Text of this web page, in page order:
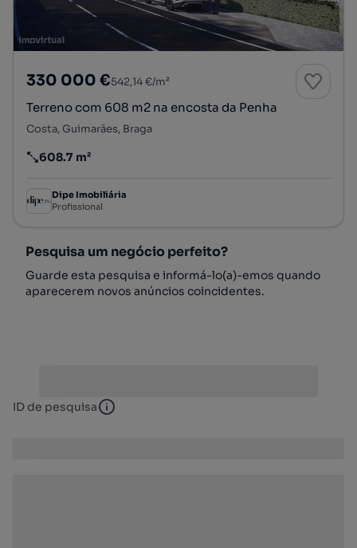
330 000 €542,14 €/m²
Terreno com 608 m2 na encosta da Penha
Costa, Guimarães, Braga
Preço por metro quadrado
608.7 m²
Dipe Imobiliária
Profissional
Pesquisa um negócio perfeito?
Guarde esta pesquisa e informá-lo(a)-emos quando
aparecerem novos anúncios coincidentes.
ID de pesquisa ID de pesquisa